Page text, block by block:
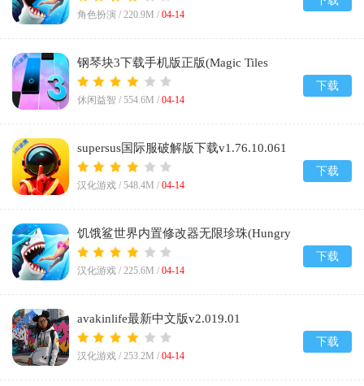
角色扮演 / 220.9M / 04-14
钢琴块3下载手机版正版(Magic Tiles
3)v13.042.101
休闲益智 / 554.6M / 04-14
下载
supersus国际服破解版下载v1.76.10.061
汉化游戏 / 548.4M / 04-14
下载
饥饿鲨世界内置修改器无限珍珠(Hungry
Shark)v7.7.1
汉化游戏 / 225.6M / 04-14
下载
avakinlife最新中文版v2.019.01
汉化游戏 / 253.2M / 04-14
下载